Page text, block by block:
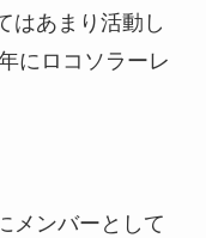
はあまり活動し
にロコソラーレ
メンバーとして